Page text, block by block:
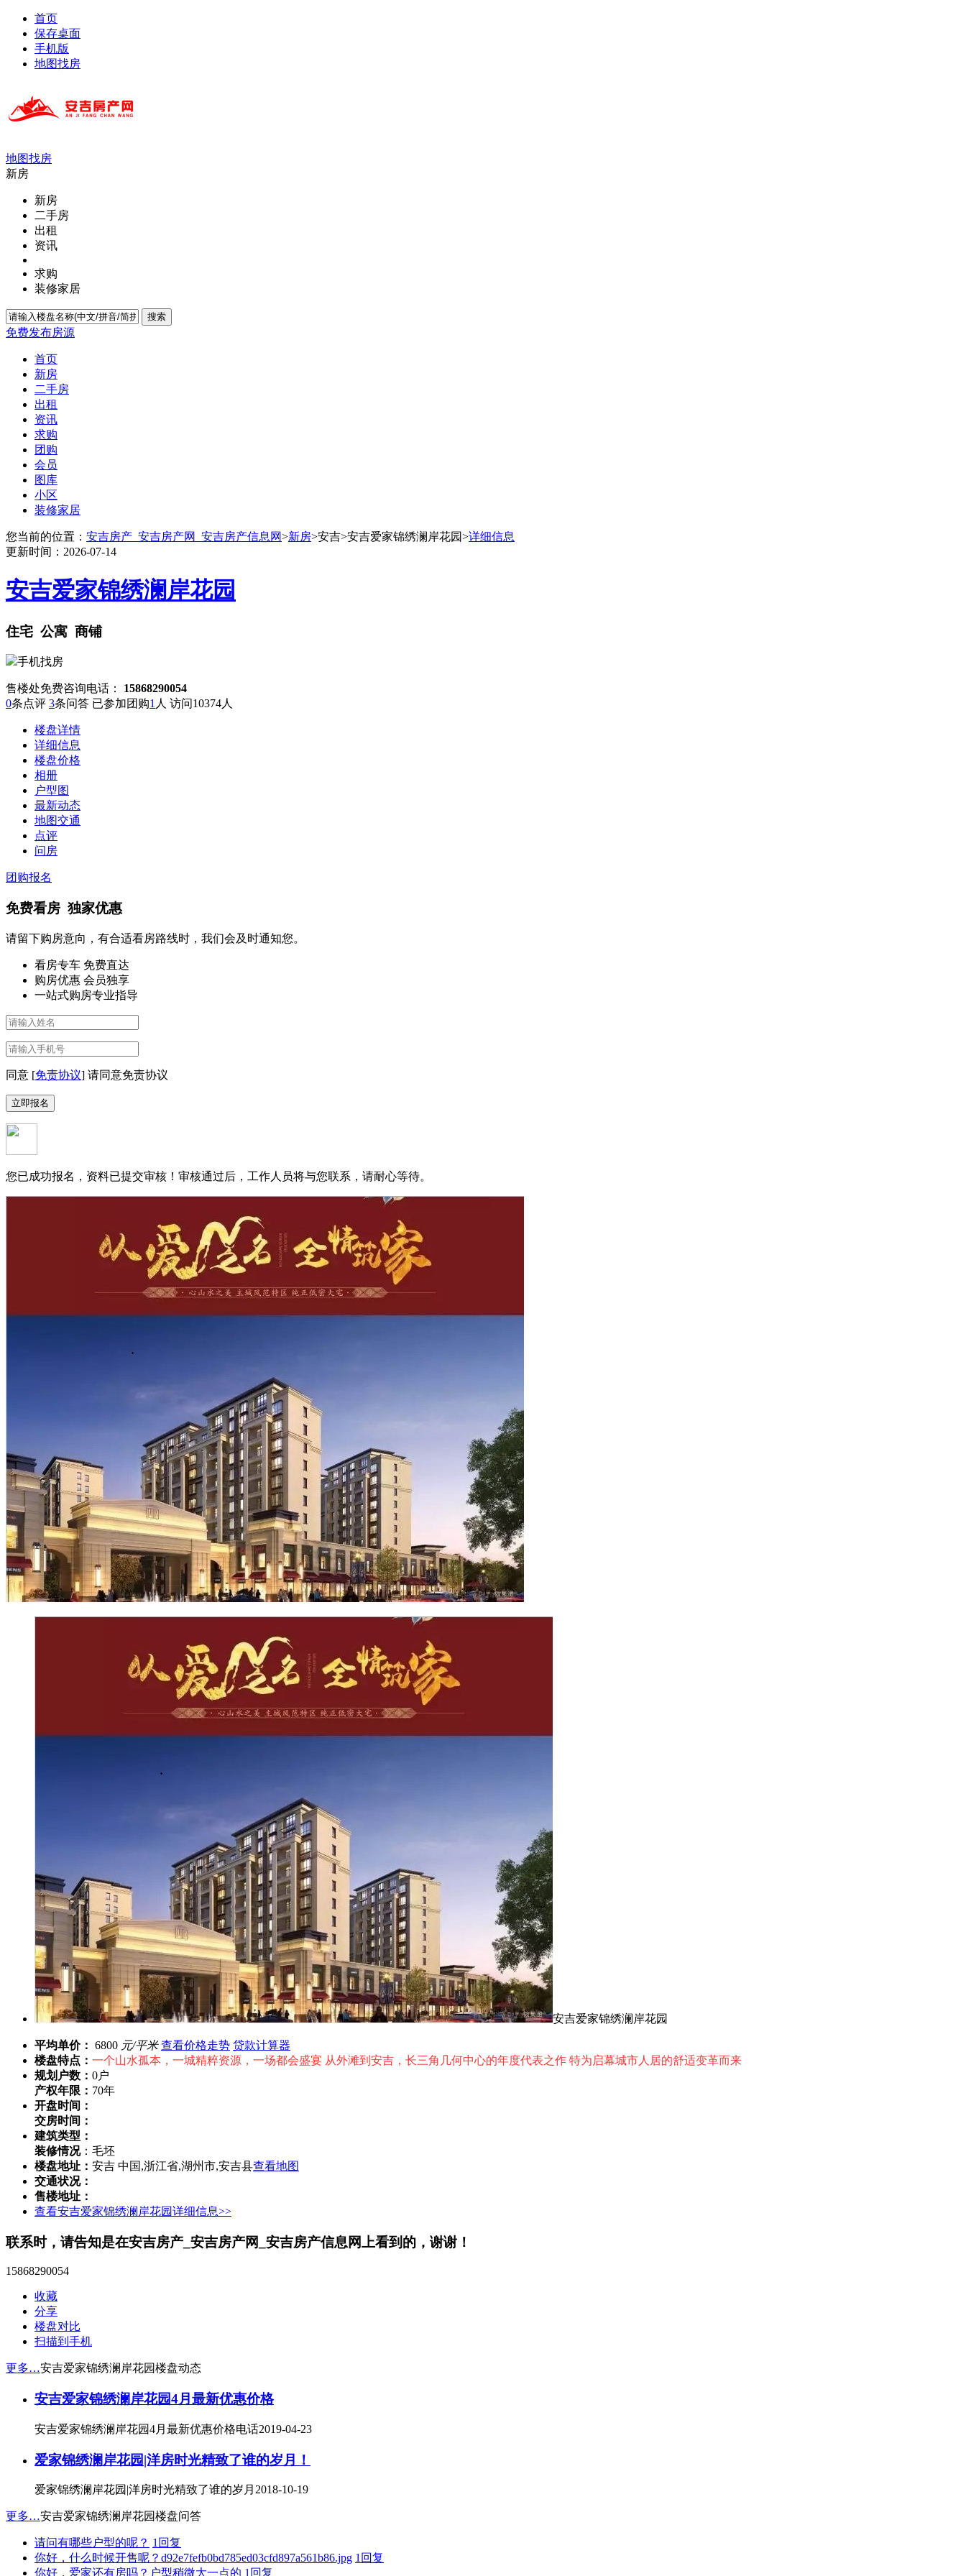
首页
保存桌面
手机版
地图找房
地图找房
新房
新房
二手房
出租
资讯
求购
装修家居
搜索
免费发布房源
首页
新房
二手房
出租
资讯
求购
团购
会员
图库
小区
装修家居
您当前的位置： 安吉房产_安吉房产网_安吉房产信息网>新房>安吉>安吉爱家锦绣澜岸花园>详细信息
更新时间：2026-07-14
安吉爱家锦绣澜岸花园
住宅 公寓 商铺
手机找房
售楼处免费咨询电话： 15868290054
0条点评 3条问答 已参加团购1人 访问 10374人
楼盘详情
详细信息
楼盘价格
相册
户型图
最新动态
地图交通
点评
问房
团购报名
免费看房 独家优惠
请留下购房意向，有合适看房路线时，我们会及时通知您。
看房专车 免费直达
购房优惠 会员独享
一站式购房专业指导
同意 [免责协议] 请同意免责协议
您已成功报名，资料已提交审核！ 审核通过后，工作人员将与您联系，请耐心等待。
安吉爱家锦绣澜岸花园
平均单价： 6800 元/平米 查看价格走势 贷款计算器
楼盘特点： 一个山水孤本，一城精粹资源，一场都会盛宴 从外滩到安吉，长三角几何中心的年度代表之作 特为启幕城市人居的舒适变革而来
规划户数： 0户
产权年限： 70年
开盘时间：
交房时间：
建筑类型：
装修情况：毛坯
楼盘地址： 安吉 中国,浙江省,湖州市,安吉县查看地图
交通状况：
售楼地址：
查看安吉爱家锦绣澜岸花园详细信息>>
联系时，请告知是在安吉房产_安吉房产网_安吉房产信息网上看到的，谢谢！
15868290054
收藏
分享
楼盘对比
扫描到手机
更多…安吉爱家锦绣澜岸花园楼盘动态
安吉爱家锦绣澜岸花园4月最新优惠价格
安吉爱家锦绣澜岸花园4月最新优惠价格电话2019-04-23
爱家锦绣澜岸花园|洋房时光精致了谁的岁月！
爱家锦绣澜岸花园|洋房时光精致了谁的岁月 2018-10-19
更多…安吉爱家锦绣澜岸花园楼盘问答
请问有哪些户型的呢？ 1 回复
你好，什么时候开售呢？d92e7fefb0bd785ed03cfd897a561b86.jpg 1 回复
你好，爱家还有房吗？户型稍微大一点的 1 回复